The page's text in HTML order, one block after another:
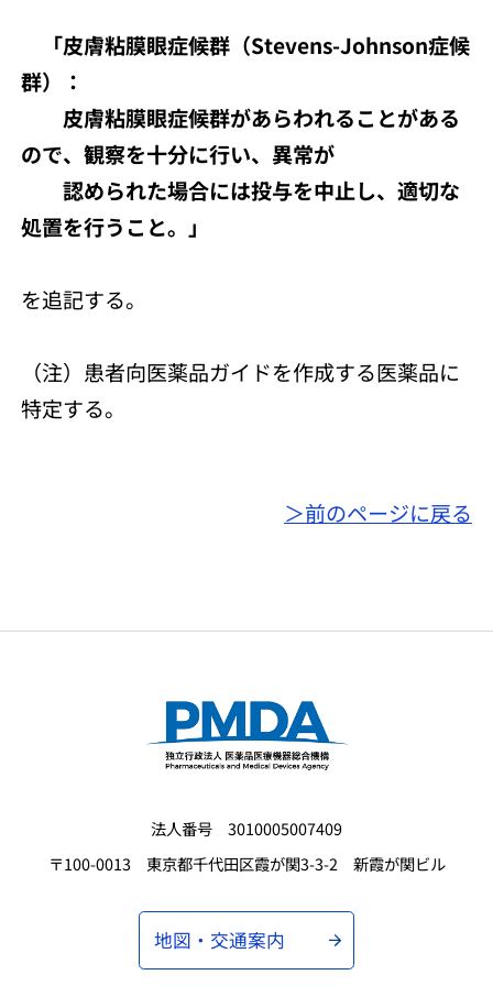
「皮膚粘膜眼症候群（Stevens-Johnson症候
群）：
皮膚粘膜眼症候群があらわれることがある
ので、観察を十分に行い、異常が
認められた場合には投与を中止し、適切な
処置を行うこと。」
を追記する。
（注）患者向医薬品ガイドを作成する医薬品に
特定する。
＞前のページに戻る
法人番号 3010005007409
〒100-0013 東京都千代田区霞が関3-3-2 新霞が関ビル
地図・交通案内